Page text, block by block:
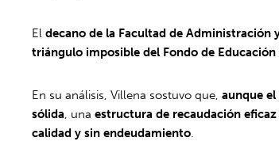
Eldecano de la Facultad de Administración
triángulo imposible del Fondo de Educación
En su análisis, Villena sostuvo que,aunque
sólida, unaestructura de recaudación eficaz
calidad y sin endeudamiento.